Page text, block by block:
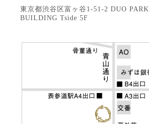
東京都渋谷区富ヶ谷1-51-2 DUO PARK
BUILDING Tside 5F